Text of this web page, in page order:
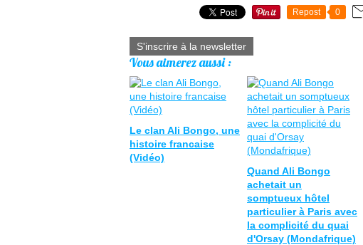
Repost 0
S'inscrire à la newsletter
Vous aimerez aussi :
Le clan Ali Bongo, une
histoire francaise
(Vidéo)
Quand Ali Bongo
achetait un
somptueux hôtel
particulier à Paris avec
la complicité du quai
d'Orsay (Mondafrique)